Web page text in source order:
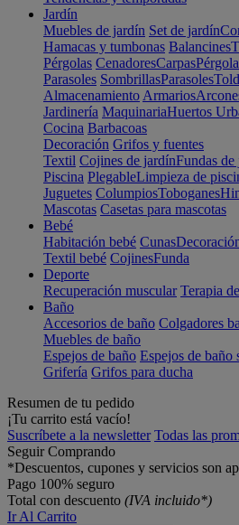
Jardín
Muebles de jardín Set de jardín
Hamacas y tumbonas Balancines
Pérgolas CenadoresCarpas
Parasoles SombrillasParasoles
Almacenamiento Armarios
Jardinería MaquinariaHuertos
Cocina Barbacoas
Decoración Grifos y fuentes
Textil Cojines de jardínFundas de
Piscina PlegableLimpieza de
Juguetes ColumpiosToboganes
Mascotas Casetas para mascotas
Bebé
Habitación bebé Cunas
Textil bebé CojinesFunda
Deporte
Recuperación muscular Terapia
Baño
Accesorios de baño Colgadores
Muebles de baño
Espejos de baño Espejos de baño
Grifería Grifos para ducha
Resumen de tu pedido
¡Tu carrito está vacío!
Suscríbete a la newsletter Todas las
Seguir Comprando
*Descuentos, cupones y servicios son
Pago 100% seguro
Total con descuento (IVA incluido*)
Ir Al Carrito